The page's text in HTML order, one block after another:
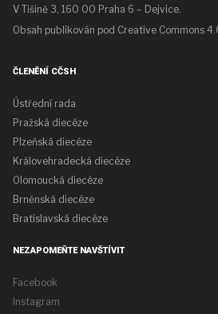
V Tišině 3, 160 00 Praha 6 – Dejvice.
Obsah publikován pod Creative Commons
ČLENĚNÍ CČSH
Ústřední rada
Pražská diecéze
Plzeňská diecéze
Královehradecká diecéze
Olomoucká diecéze
Brněnská diecéze
Bratislavská diecéze
NEZAPOMEŇTE NAVŠTÍVIT
Facebook
Instagram